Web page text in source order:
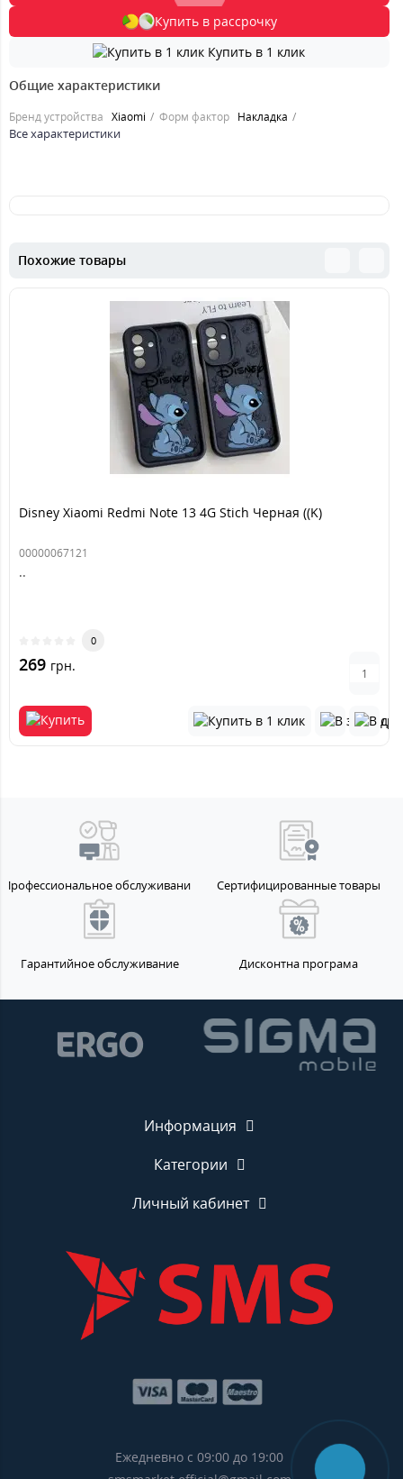
Купить в рассрочку
Купить в 1 клик
Общие характеристики
Бренд устройства Xiaomi Форм фактор Накладка
Все характеристики
Похожие товары
Disney Xiaomi Redmi Note 13 4G Stich Черная ((K)
00000067121
..
0
269 грн.
Профессиональное обслуживание Сертифицированные товары
Гарантийное обслуживание Дисконтна програма
Информация
Категории
Личный кабинет
Ежедневно с 09:00 до 19:00